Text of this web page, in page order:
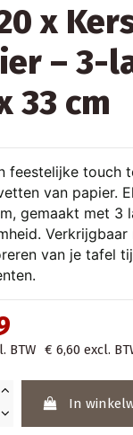
x
– 3-
33 cm
feestelijke touch
van papier.
gemaakt met 3
van je tafel
BTW € 6,60 excl.
In